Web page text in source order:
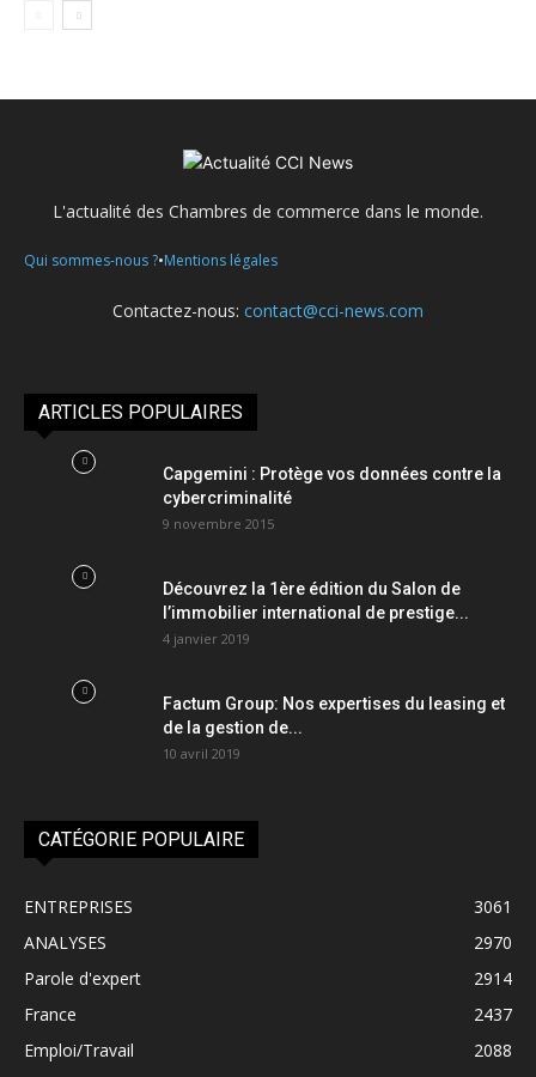
L'actualité des Chambres de commerce dans le monde.
Qui sommes-nous ?•Mentions légales
Contactez-nous: contact@cci-news.com
ARTICLES POPULAIRES
Capgemini : Protège vos données contre la
cybercriminalité
9 novembre 2015
Découvrez la 1ère édition du Salon de
l’immobilier international de prestige...
4 janvier 2019
Factum Group: Nos expertises du leasing et
de la gestion de...
10 avril 2019
CATÉGORIE POPULAIRE
ENTREPRISES
3061
ANALYSES
2970
Parole d'expert
2914
France
2437
Emploi/Travail
2088